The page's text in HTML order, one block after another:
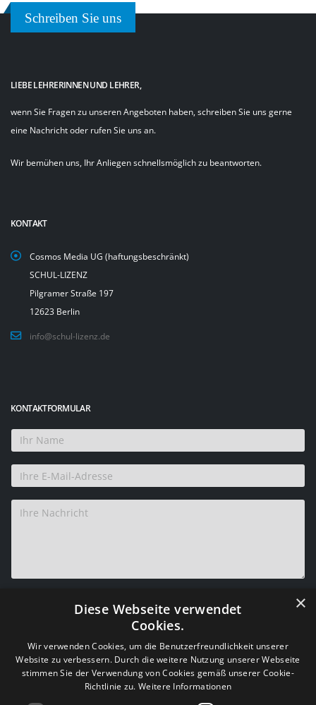
Schreiben Sie uns
LIEBE LEHRERINNEN UND LEHRER,
wenn Sie Fragen zu unseren Angeboten haben, schreiben Sie uns gerne
eine Nachricht oder rufen Sie uns an.
Wir bemühen uns, Ihr Anliegen schnellsmöglich zu beantworten.
KONTAKT
Cosmos Media UG (haftungsbeschränkt)
SCHUL-LIZENZ
Pilgramer Straße 197
12623 Berlin
info@schul-lizenz.de
KONTAKTFORMULAR
×
Diese Webseite verwendet
Cookies.
Wir verwenden Cookies, um die Benutzerfreundlichkeit unserer
Website zu verbessern. Durch die weitere Nutzung unserer Webseite
stimmen Sie der Verwendung von Cookies gemäß unserer Cookie-
Richtlinie zu.Weitere Informationen